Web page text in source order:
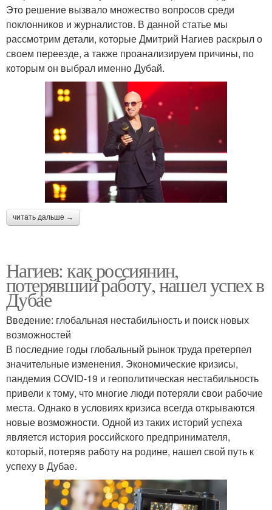
Это решение вызвало множество вопросов среди
поклонников и журналистов. В данной статье мы
рассмотрим детали, которые Дмитрий Нагиев раскрыл о
своем переезде, а также проанализируем причины, по
которым он выбрал именно Дубай.
читать дальше →
Нагиев: как россиянин,
потерявший работу, нашел успех в
Дубае
Введение: глобальная нестабильность и поиск новых
возможностей
В последние годы глобальный рынок труда претерпел
значительные изменения. Экономические кризисы,
пандемия COVID-19 и геополитическая нестабильность
привели к тому, что многие люди потеряли свои рабочие
места. Однако в условиях кризиса всегда открываются
новые возможности. Одной из таких историй успеха
является история российского предпринимателя,
который, потеряв работу на родине, нашел свой путь к
успеху в Дубае.